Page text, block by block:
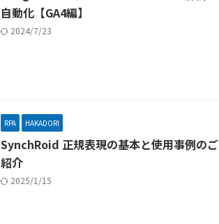
自動化【GA4編】
2024/7/23
RPA HAKADORI
SynchRoid 正規表現の基本と使用事例のご
紹介
2025/1/15